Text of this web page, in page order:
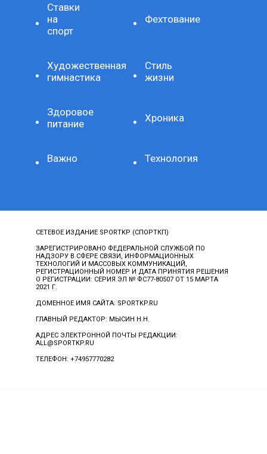
Ставки
на
спорт
Фехтование
Художественная
гимнастика
Стиль
жизни
Здоровое
питание
Хроника
Важно Технология
СЕТЕВОЕ ИЗДАНИЕ SPORTKP (СПОРТКП)
ЗАРЕГИСТРИРОВАНО ФЕДЕРАЛЬНОЙ СЛУЖБОЙ ПО
НАДЗОРУ В СФЕРЕ СВЯЗИ, ИНФОРМАЦИОННЫХ
ТЕХНОЛОГИЙ И МАССОВЫХ КОММУНИКАЦИЙ,
РЕГИСТРАЦИОННЫЙ НОМЕР И ДАТА ПРИНЯТИЯ РЕШЕНИЯ
О РЕГИСТРАЦИИ: СЕРИЯ ЭЛ № ФС77-80507 ОТ 15 МАРТА
2021 Г.
ДОМЕННОЕ ИМЯ САЙТА: SPORTKP.RU
ГЛАВНЫЙ РЕДАКТОР: МЫСИН Н.Н.
АДРЕС ЭЛЕКТРОННОЙ ПОЧТЫ РЕДАКЦИИ:
ALL@SPORTKP.RU
ТЕЛЕФОН: +74957770282